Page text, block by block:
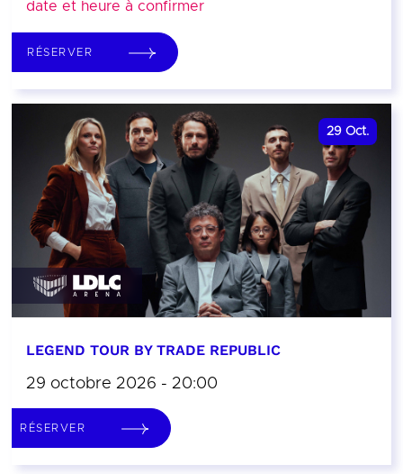
date et heure à confirmer
RÉSERVER
29 Oct.
LEGEND TOUR BY TRADE REPUBLIC
29 octobre 2026 - 20:00
RÉSERVER